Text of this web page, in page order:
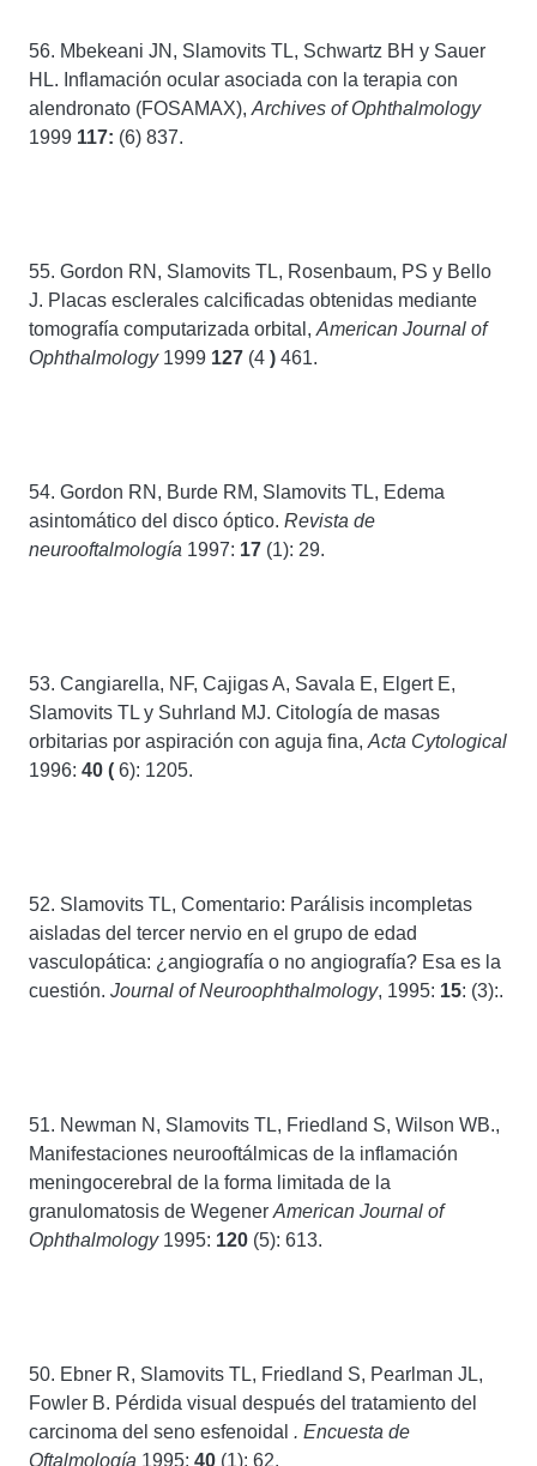
56. Mbekeani JN, Slamovits TL, Schwartz BH y Sauer
HL. Inflamación ocular asociada con la terapia con
alendronato (FOSAMAX), Archives of Ophthalmology
1999 117: (6) 837.
55. Gordon RN, Slamovits TL, Rosenbaum, PS y Bello
J. Placas esclerales calcificadas obtenidas mediante
tomografía computarizada orbital, American Journal of
Ophthalmology1999 127 (4 ) 461.
54. Gordon RN, Burde RM, Slamovits TL, Edema
asintomático del disco óptico. Revista de
neurooftalmología 1997: 17 (1): 29.
53. Cangiarella, NF, Cajigas A, Savala E, Elgert E,
Slamovits TL y Suhrland MJ. Citología de masas
orbitarias por aspiración con aguja fina, Acta Cytological
1996: 40 ( 6): 1205.
52. Slamovits TL, Comentario: Parálisis incompletas
aisladas del tercer nervio en el grupo de edad
vasculopática: ¿angiografía o no angiografía? Esa es la
cuestión. Journal of Neuroophthalmology, 1995: 15: (3):.
51. Newman N, Slamovits TL, Friedland S, Wilson WB.,
Manifestaciones neurooftálmicas de la inflamación
meningocerebral de la forma limitada de la
granulomatosis de Wegener American Journal of
Ophthalmology1995: 120 (5): 613.
50. Ebner R, Slamovits TL, Friedland S, Pearlman JL,
Fowler B. Pérdida visual después del tratamiento del
carcinoma del seno esfenoidal . Encuesta de
Oftalmología 1995: 40 (1): 62.